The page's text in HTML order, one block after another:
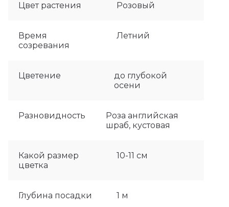
Цвет растения Розовый
Время
созревания
Летний
Цветение
до глубокой
осени
Разновидность
Роза английская
шраб, кустовая
Какой размер
цветка
10-11 см
Глубина посадки 1 м